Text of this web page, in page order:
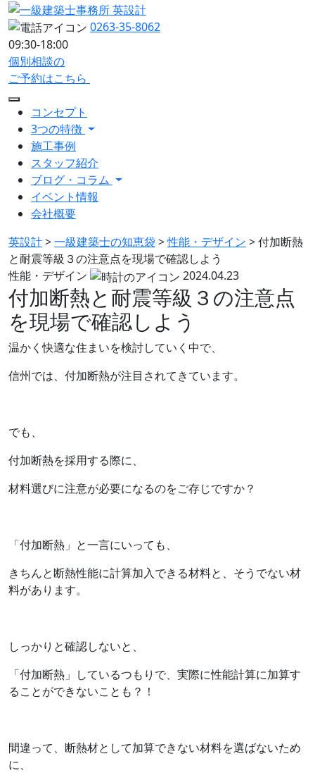
0263-35-8062
09:30-18:00
個別相談の
ご予約はこちら
コンセプト
3つの特徴
施工事例
スタッフ紹介
ブログ・コラム
イベント情報
会社概要
英設計>一級建築士の知恵袋 >性能・デザイン >付加断熱
と耐震等級３の注意点を現場で確認しよう
性能・デザイン
2024.04.23
付加断熱と耐震等級３の注意点
を現場で確認しよう
温かく快適な住まいを検討していく中で、
信州では、付加断熱が注目されてきています。
でも、
付加断熱を採用する際に、
材料選びに注意が必要になるのをご存じですか？
「付加断熱」と一言にいっても、
きちんと断熱性能に計算加入できる材料と、そうでない材
料があります。
しっかりと確認しないと、
「付加断熱」しているつもりで、実際に性能計算に加算す
ることができないことも？！
間違って、断熱材として加算できない材料を選ばないため
に、